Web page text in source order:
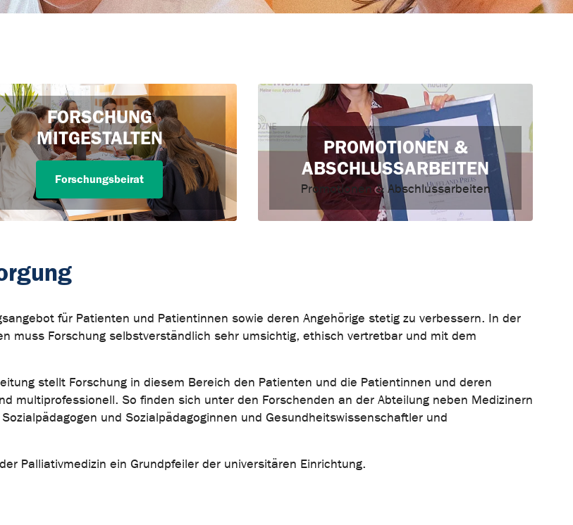
FORSCHUNG
MITGESTALTEN
Forschungsbeirat
PROMOTIONEN &
ABSCHLUSSARBEITEN
Promotionen & Abschlussarbeiten
für Patienten und Patientinnen sowie deren Angehörige stetig zu verbessern. In der
muss Forschung selbstverständlich sehr umsichtig, ethisch vertretbar und mit dem
stellt Forschung in diesem Bereich den Patienten und die Patientinnen und deren
multiprofessionell. So finden sich unter den Forschenden an der Abteilung neben Medizinern
und Sozialpädagoginnen und Gesundheitswissenschaftler und
Palliativmedizin ein Grundpfeiler der universitären Einrichtung.